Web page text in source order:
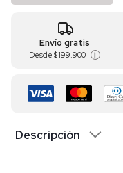
Envío gratis
Desde $ 199.900 i
Descripción